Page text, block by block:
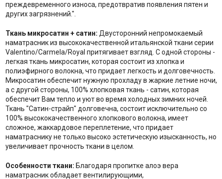
преждевременного износа, предотвратив появления пятен и
других загрязнений.".
Ткань микросатин + сатин: Двусторонний непромокаемый
наматрасник из высококачественной итальянской ткани серии
Valentino/Carmela/Royal притягивает взгляд. С одной стороны -
легкая ткань микросатин, которая состоит из хлопка и
полиэфирного волокна, что придает легкость и долговечность.
Микросатин обеспечит нужную прохладу в жаркие летние ночи,
а с другой стороны, 100% хлопковая ткань - сатин, которая
обеспечит Вам тепло и уют во время холодных зимних ночей.
Ткань "Сатин-страйп" долговечна, состоит исключительно со
100% высококачественного хлопкового волокна, имеет
сложное, жаккардовое переплетение, что придает
наматраснику не только высоко эстетическую изысканность, но
увеличивает прочность ткани в целом.
Особенности ткани: Благодаря пропитке алоэ вера
наматрасник обладает вентилирующими,